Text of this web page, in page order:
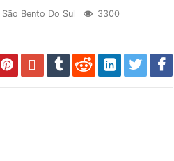
São Bento Do Sul
3300